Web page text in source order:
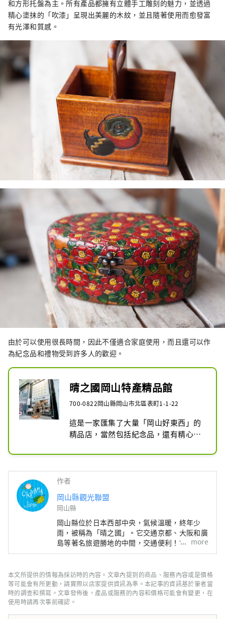
和方形托盤為主。所有產品都擁有立體手工雕刻的魅力，並透過
精心塗抹的「吹漆」呈現出美麗的木紋，並且隨著使用而愈發富
有光澤和質感。
由於可以使用很長時間，因此不僅適合家庭使用，而且還可以作
為紀念品和禮物受到許多人的歡迎。
晴之國岡山特產精品館
700-0822岡山縣岡山市北區表町1-1-22
這是一家匯集了大量「岡山好東西」的
精品店，當然包括紀念品，還有精心挑
品，讓您驚嘆「哇，岡山還有這麼好的
東西！？」並讓你想告訴其他人。
作者
岡山縣觀光聯盟
岡山縣
岡山縣位於日本西部中央，氣候溫暖​​，終年少
雨，被稱為「晴之國」。它交通京都、大阪和廣
島等著名旅遊勝地的中間，交通便利！它也是經
由瀨戶通往四國的門戶。 岡山縣也被稱為“水
水果，無論甜度、香氣還是風味，都是最高品質
的。 您可以品嚐白桃、麝香葡萄、先鋒葡萄等
當季水果！ 岡山還擁有世界級的旅遊景點，包
括岡山城、日本三大名園之一的岡山後樂園以及
擁有歷史、文化和藝術的倉敷美觀地區！
more
本文所提供的情報為採訪時的內容。文章內提到的商品、服務內容或是價格
等可能會有所更動，請實際以店家提供資訊為準。本記事的資訊基於筆者當
時的調查和撰寫。文章發佈後，產品或服務的內容和價格可能會有變更，在
使用時請再次事前確認。